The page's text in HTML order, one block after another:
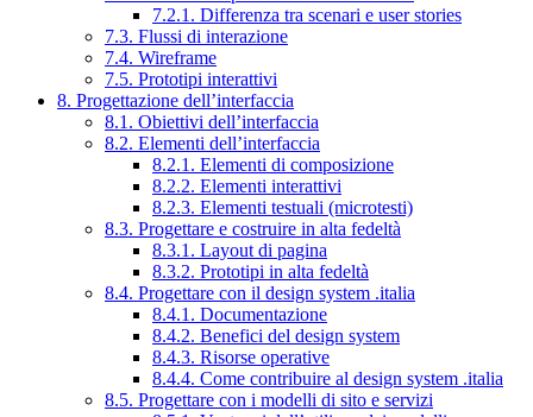
7.2.1. Differenza tra scenari e user stories
7.3. Flussi di interazione
7.4. Wireframe
7.5. Prototipi interattivi
8. Progettazione dell’interfaccia
8.1. Obiettivi dell’interfaccia
8.2. Elementi dell’interfaccia
8.2.1. Elementi di composizione
8.2.2. Elementi interattivi
8.2.3. Elementi testuali (microtesti)
8.3. Progettare e costruire in alta fedeltà
8.3.1. Layout di pagina
8.3.2. Prototipi in alta fedeltà
8.4. Progettare con il design system .italia
8.4.1. Documentazione
8.4.2. Benefici del design system
8.4.3. Risorse operative
8.4.4. Come contribuire al design system .italia
8.5. Progettare con i modelli di sito e servizi